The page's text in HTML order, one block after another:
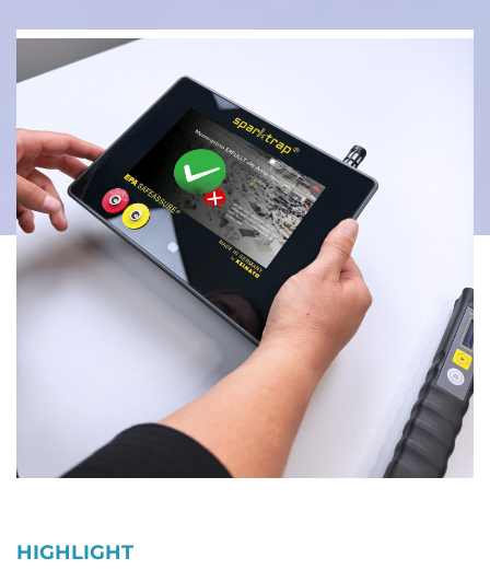
HIGHLIGHT